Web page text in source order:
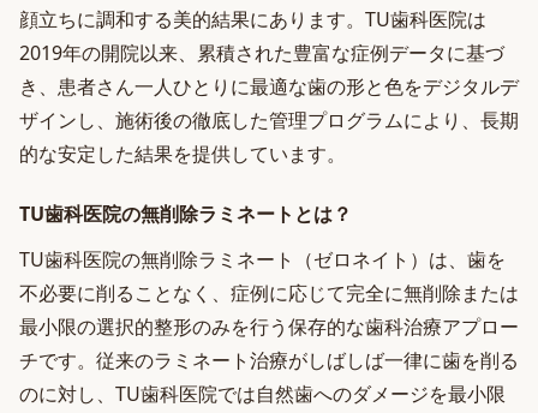
顔立ちに調和する美的結果にあります。TU歯科医院は
2019年の開院以来、累積された豊富な症例データに基づ
き、患者さん一人ひとりに最適な歯の形と色をデジタルデ
ザインし、施術後の徹底した管理プログラムにより、長期
的な安定した結果を提供しています。
TU歯科医院の無削除ラミネートとは？
TU歯科医院の無削除ラミネート（ゼロネイト）は、歯を
不必要に削ることなく、症例に応じて完全に無削除または
最小限の選択的整形のみを行う保存的な歯科治療アプロー
チです。従来のラミネート治療がしばしば一律に歯を削る
のに対し、TU歯科医院では自然歯へのダメージを最小限